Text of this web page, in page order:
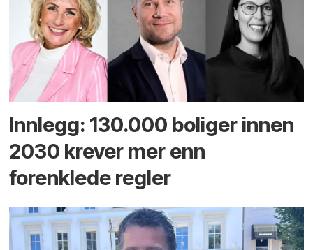
Innlegg: 130.000 boliger innen
2030 krever mer enn
forenklede regler